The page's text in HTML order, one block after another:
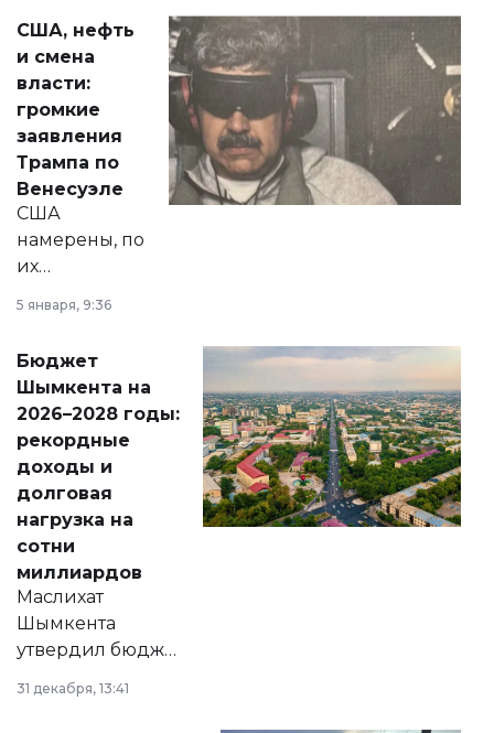
актуальных тем —
от слухов о
политических
реформах до
вопросов армии,
экономики и
личного здоровья.
США, нефть
и смена
власти:
громкие
заявления
Трампа по
Венесуэле
США
намерены, по
их
принести
народу
Венесуэлы.
5 января, 9:36
Бюджет
Шымкента на
2026–2028 годы:
рекордные
доходы и
долговая
нагрузка на
сотни
миллиардов
Маслихат
Шымкента
утвердил бюджет
города на 2026–
2028 годы.
31 декабря, 13:41